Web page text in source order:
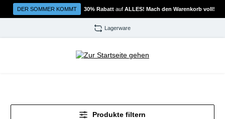
Zum Hauptinhalt springen
DER SOMMER KOMMT 30% Rabatt auf ALLES! Mach den Warenkorb voll!
Lagerware
Produkte filtern